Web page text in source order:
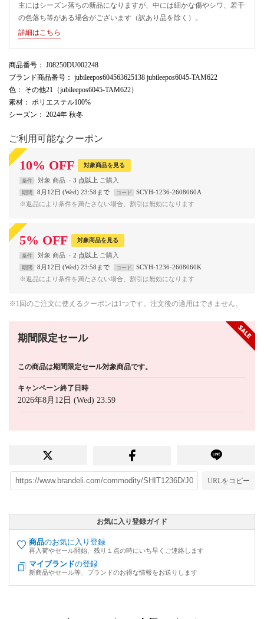
主にはシーズン落ちの新品になりますが、中には細かな傷やシワ、若干
の色落ち等がある場合がございます（訳あり品を除く）。
詳細はこちら
商品番号 ： J08250DU002248
ブランド商品番号 ： jubileepos604563625138 jubileepos6045-TAM622
色 ： その他21（jubileepos6045-TAM622）
素材 ： ポリエステル100%
シーズン ： 2024年 秋冬
ご利用可能なクーポン
10% OFF 対象商品を見る
条件 対象 商品 3 点以上
期間 8月12日 (Wed) 23:58まで コード
SCYH-1236-2608060A
※返品により条件を満たさない場合、割引は無効になります
5% OFF 対象商品を見る
条件 対象 商品 2 点以上
期間 8月12日 (Wed) 23:58まで コード
SCYH-1236-2608060K
※返品により条件を満たさない場合、割引は無効になります
※1回のご注文に使えるクーポンは1つです。注文後の適用はできません。
期間限定セール
この商品は期間限定セール対象商品です。
キャンペーン終了日時
2026年8月12日 (Wed) 23:59
URLをコピー
お気に入り登録ガイド
商品のお気に入り登録
再入荷やセール開始、残り１点の時にいち早くご連絡します
マイブランドの登録
新商品やセール等、ブランドのお得な情報をお送りします